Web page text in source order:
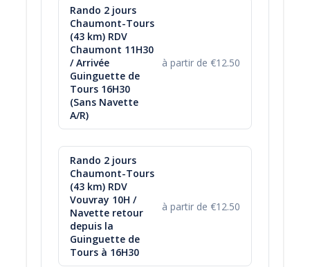
Rando 2 jours
Chaumont-Tours
(43 km) RDV
Chaumont 11H30
/ Arrivée
Guinguette de
Tours 16H30
(Sans Navette
A/R)
à partir de €12.50
Rando 2 jours
Chaumont-Tours
(43 km) RDV
Vouvray 10H /
Navette retour
depuis la
Guinguette de
Tours à 16H30
à partir de €12.50
depuis la Guinguette de Tours vers notre base
Nautique, RDV 16H30 à La Guinguette de Tours
Vous venez en train ?
Arrivée Gare de ONZAIN. Le lieu de RDV vous sera
transmis par mail au moment de la réservation. Pas de
J1 : RDV à 11H30
Au bord de l'eau, à 20 min à pied de la gare
J2 : Retour max 18H à Tours&Canoë
Retour via la gare de Montlouis-sur-Loire,
accessible à 10 min à pied de la base